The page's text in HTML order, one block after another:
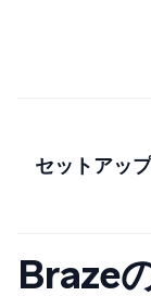
セットアッ
Braze